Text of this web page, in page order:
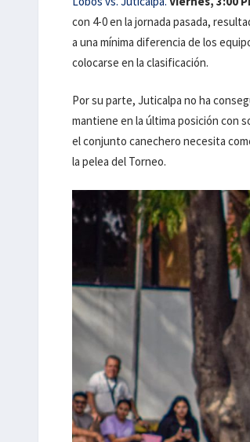
con 4-0 en la jornada pasada,
a una mínima diferencia de los
colocarse en la clasificación.
Por su parte, Juticalpa no ha
mantiene en la última posición con
el conjunto canechero necesita
la pelea del Torneo.